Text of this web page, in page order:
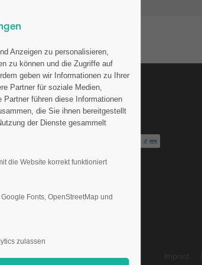
Payment methods
Security
Imprint
Anzeigen zu personalisieren,
zu können und die Zugriffe auf
geben wir Informationen zu Ihrer
Partner für soziale Medien,
Partner führen diese Informationen
die Sie ihnen bereitgestellt
der Dienste gesammelt
die Website korrekt funktioniert
Fonts, OpenStreetMap und
zulassen